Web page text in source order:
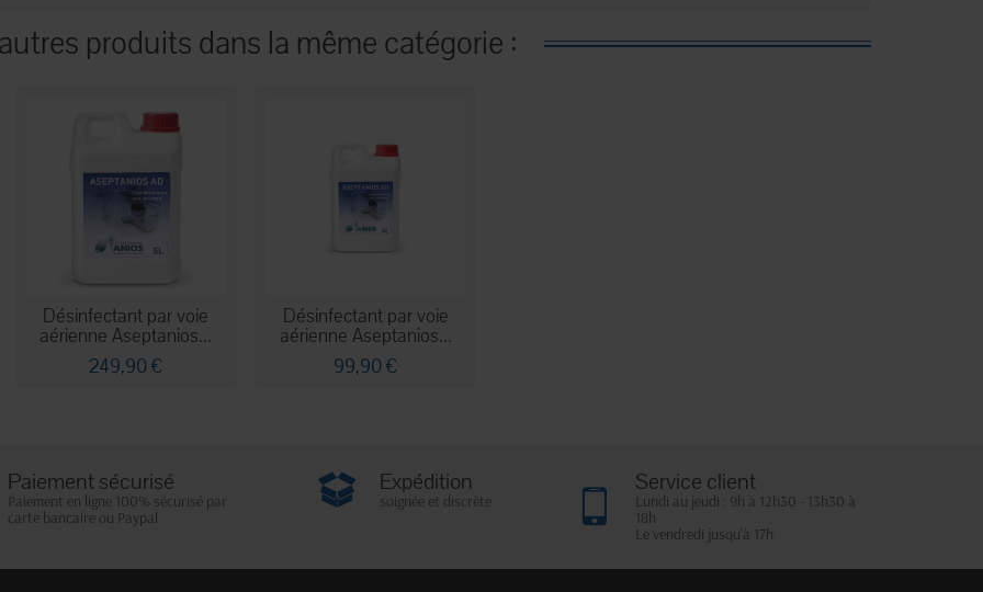
produits dans la même catégorie :
Désinfectant par voie
aérienne Aseptanios...
249,90 €
Désinfectant par voie
aérienne Aseptanios...
99,90 €
Paiement sécurisé
Paiement en ligne 100% sécurisé par
carte bancaire ou Paypal
Expédition
soignée et discrète
Service client
Lundi au jeudi : 9h à 12h30 - 13h30 à
18h
Le vendredi jusqu'à 17h